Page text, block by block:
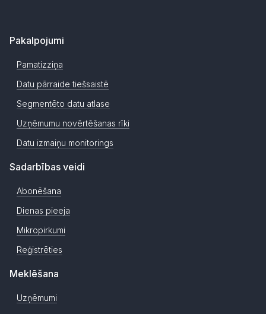
Pakalpojumi
Pamatizziņa
Datu pārraide tiešsaistē
Segmentēto datu atlase
Uzņēmumu novērtēšanas rīki
Datu izmaiņu monitorings
Sadarbības veidi
Abonēšana
Dienas pieeja
Mikropirkumi
Reģistrēties
Meklēšana
Uzņēmumi